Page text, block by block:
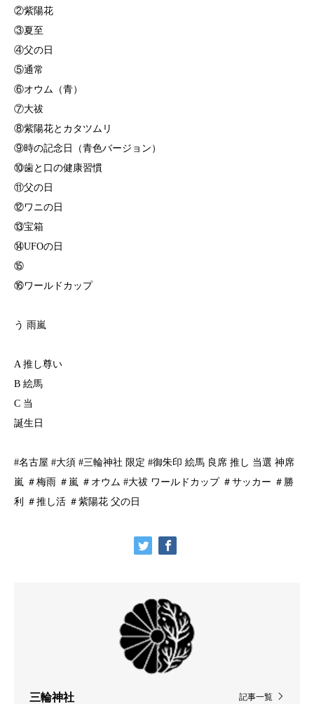
②紫陽花
③夏至
④父の日
⑤通常
⑥オウム（青）
⑦大祓
⑧紫陽花とカタツムリ
⑨時の記念日（青色バージョン）
⑩歯と口の健康習慣
⑪父の日
⑫ワニの日
⑬宝箱
⑭UFOの日
⑮
⑯ワールドカップ
う 雨嵐
A 推し尊い
B 絵馬
C 当
誕生日
#名古屋 #大須 #三輪神社 限定 #御朱印 絵馬 良席 推し 当選 神席
嵐 ＃梅雨 ＃嵐 ＃オウム #大祓 ワールドカップ ＃サッカー ＃勝
利 ＃推し活 ＃紫陽花 父の日
記事一覧
三輪神社